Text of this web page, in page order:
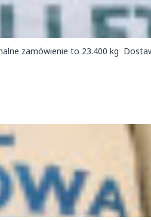
zamówienie to 23.400 kg